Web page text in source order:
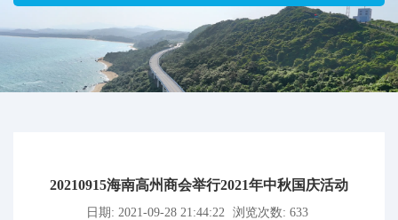
20210915海南高州商会举行2021年中秋国庆活动
日期: 2021-09-28 21:44:22 浏览次数: 633